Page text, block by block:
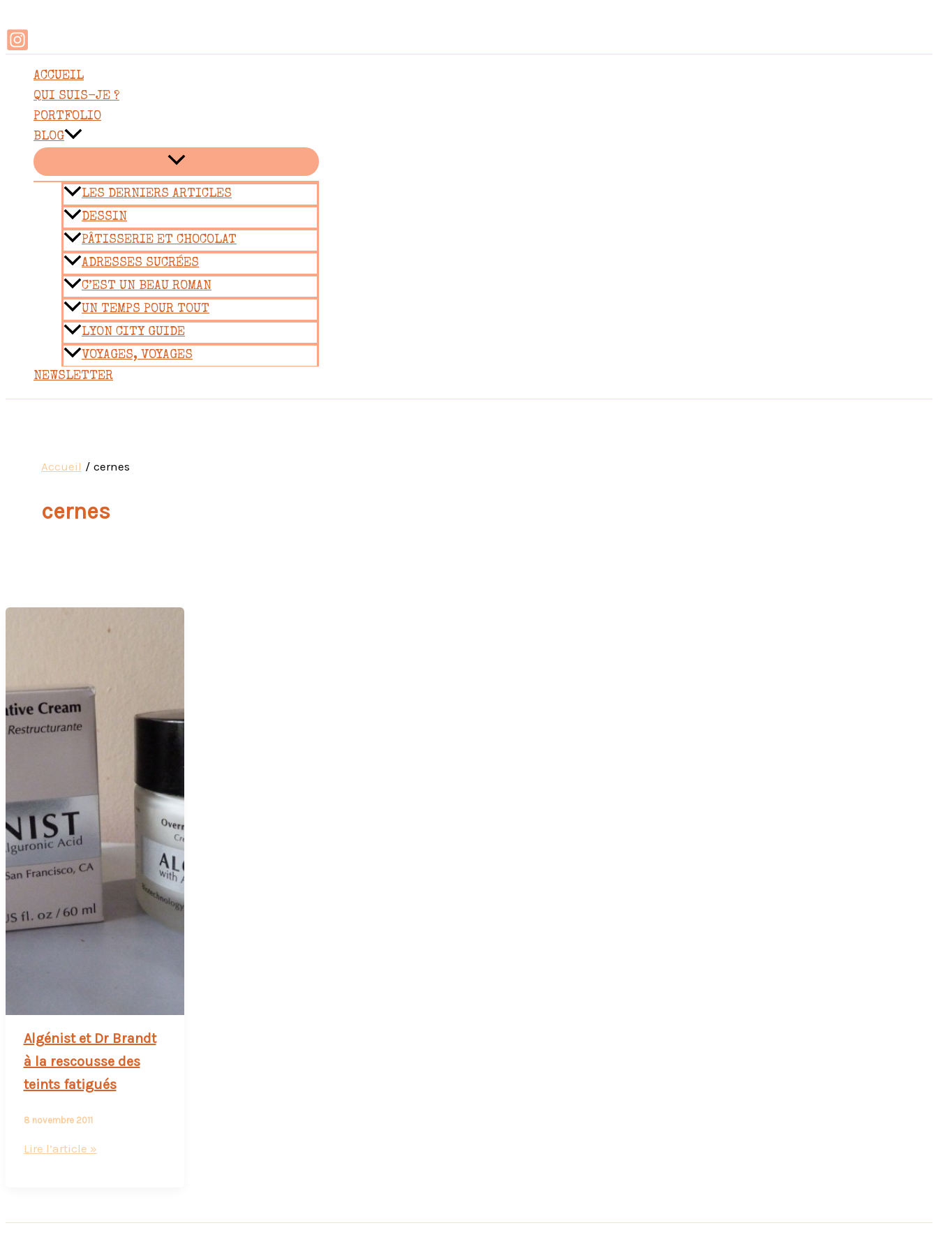
au
contenu
ACCUEIL
QUI SUIS-JE ?
PORTFOLIO
BLOG
LES DERNIERS ARTICLES
DESSIN
PÂTISSERIE ET CHOCOLAT
ADRESSES SUCRÉES
C’EST UN BEAU ROMAN
UN TEMPS POUR TOUT
LYON CITY GUIDE
VOYAGES, VOYAGES
NEWSLETTER
Accueil cernes
cernes
Algénist et Dr Brandt
à la rescousse des
teints fatigués
8 novembre 2011
Algénist
à
Lire l’article »